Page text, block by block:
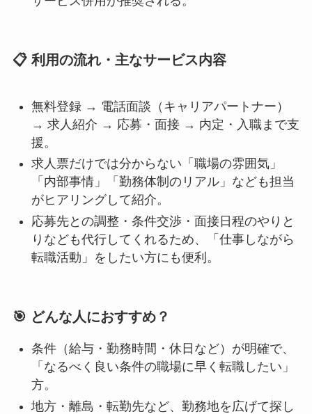
📋 利用の流れ・主なサービス内容
無料登録 → 電話面談（キャリアパートナー）
→ 求人紹介 → 応募・面接 → 内定・入職まで支
援。
求人票だけでは分からない「職場の雰囲気」
「内部事情」「勤務体制のリアル」なども担当
がヒアリングして紹介。
応募先との調整・条件交渉・面接日程のやりと
りなども代行してくれるため、「仕事しながら
転職活動」をしたい方にも便利。
🎯 どんな人におすすめ？
条件（給与・勤務時間・休日など）が明確で、
「なるべく良い条件の職場に早く転職したい」
方。
地方・離島・転勤先など、勤務地を広げて探し